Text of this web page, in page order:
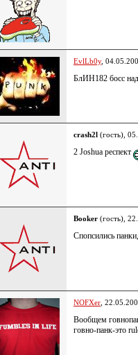
EvlLb0y,
БлИН182 босс
crash2l (гость),
2 Joshua респект
Booker (гость),
Спопсились
NOFXer ,
Вообщем
говно-панк-это